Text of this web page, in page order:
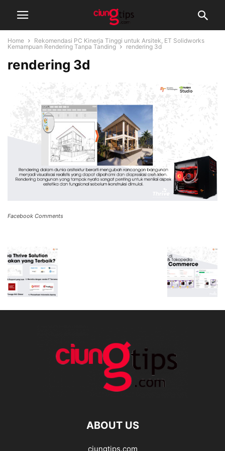
Home
Rekomendasi PC Kinerja Tinggi untuk Arsitek, ET Solidworks
Kemampuan Rendering Tanpa Tanding
rendering 3d
rendering 3d
Facebook Comments
ABOUT US
ciungtips.com